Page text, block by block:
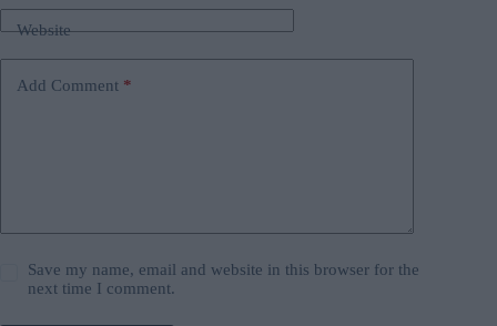
Website
Add Comment *
Save my name, email and website in this browser for the
next time I comment.